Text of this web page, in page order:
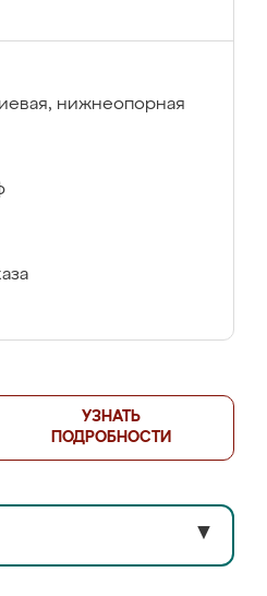
нижнеопорная
УЗНАТЬ
ПОДРОБНОСТИ
▼